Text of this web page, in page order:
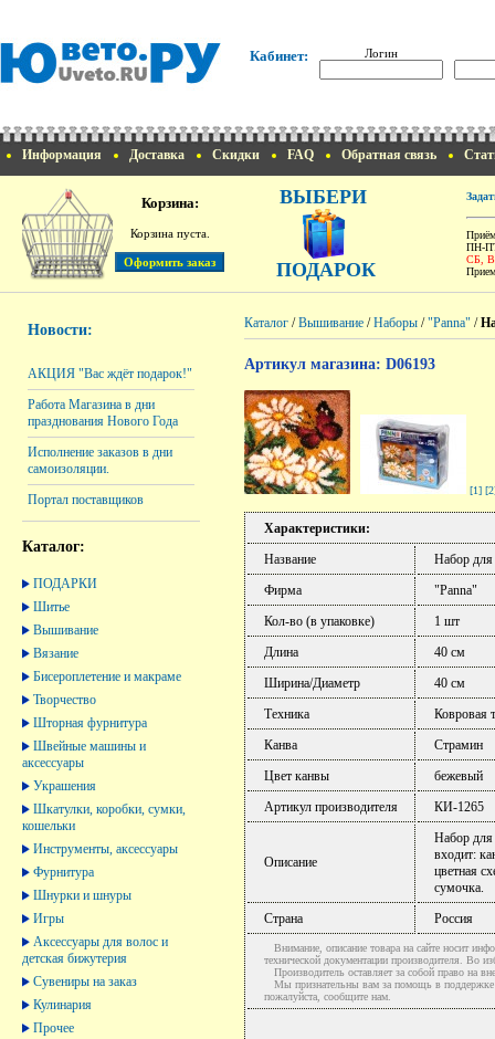
Кабинет: Логин
Информация Доставка Скидки FAQ Обратная связь
Корзина:
Корзина пуста.
ВЫБЕРИ
ПОДАРОК
ПН-
СБ,
Новости:
АКЦИЯ "Вас ждёт подарок!"
Работа Магазина в дни
празднования Нового Года
Исполнение заказов в дни
самоизоляции.
Портал поставщиков
Каталог:
ПОДАРКИ
Шитье
Вышивание
Вязание
Бисероплетение и макраме
Творчество
Шторная фурнитура
Швейные машины и
аксессуары
Украшения
Шкатулки, коробки, сумки,
кошельки
Инструменты, аксессуары
Фурнитура
Шнурки и шнуры
Игры
Аксессуары для волос и
детская бижутерия
Сувениры на заказ
Кулинария
Прочее
Каталог /Вышивание /Наборы /"Panna" /
Артикул магазина: D06193
[1]
Характеристики:
Название
Набор
Фирма
"Panna"
Кол-во (в упаковке)
1 шт
Длина
40 см
Ширина/Диаметр
40 см
Техника
Ковровая
Канва
Страмин
Цвет канвы
бежевый
Артикул производителя
КИ-1265
Описание
Набор для
входит:
цветная
сумочка.
Страна
Россия
Внимание, описание товара на сайте носит
технической документации производителя. Во
Производитель оставляет за собой право на
Мы признательны вам за помощь в поддержке
пожалуйста, сообщите нам.